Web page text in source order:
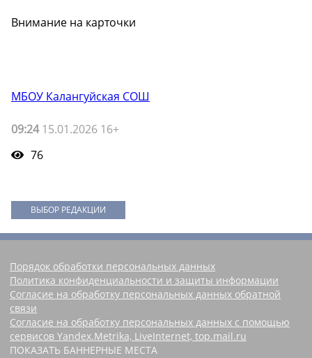
Внимание на карточки
МБОУ Калангуйская СОШ
09:2415.01.2026 16+
76
ВЫБОР РЕДАКЦИИ
Порядок обработки персональных данных
Политика конфиденциальности и защиты информации
Согласие на обработку персональных данных обратной
связи
Согласие на обработку персональных данных с помощью
сервисов Yandex.Metrika, LiveInternet, top.mail.ru
ПОКАЗАТЬ БАННЕРНЫЕ МЕСТА